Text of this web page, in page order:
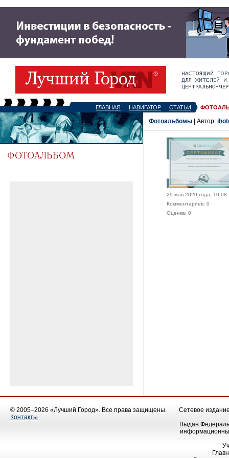
ГЛАВНАЯ НАВИГАТОР СТАТЬИ
Фотоальбомы | Автор:
29 мая 2020 года, 10:08
Комментариев: 0
Оценка: 0
© 2005–2026 «Лучший Город». Все права защищены.
Контакты
Сетевое
Выдан